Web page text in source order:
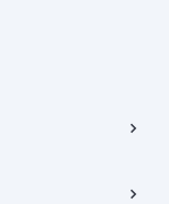
윈트리빌딩) B동 5층